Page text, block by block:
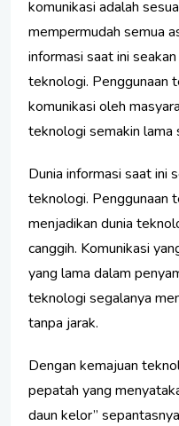
komunikasi adalah
mempermudah semua
informasi saat ini
teknologi. Penggunaan
komunikasi oleh
teknologi semakin lama
Dunia informasi saat ini
teknologi. Penggunaan
menjadikan dunia
canggih. Komunikasi
yang lama dalam
teknologi segalanya
tanpa jarak.
Dengan kemajuan
pepatah yang
daun kelor”